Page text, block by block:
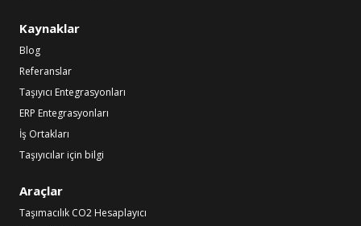
Kaynaklar
Blog
Referanslar
Taşıyıcı Entegrasyonları
ERP Entegrasyonları
İş Ortakları
Taşıyıcılar için bilgi
Araçlar
Taşımacılık CO2 Hesaplayıcı